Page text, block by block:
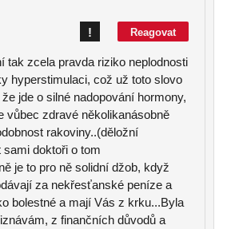
Reagovat
!
tak zcela pravda riziko neplodnosti
hyperstimulaci, což už toto slovo
jde o silné nadopování hormony,
vůbec zdravé několikanásobně
rakoviny..(děložní
doktoři o tom
je to pro ně solidní džob, když
za nekřesťanské peníze a
bolestné a mají Vás z krku...Byla
z finančních důvodů a